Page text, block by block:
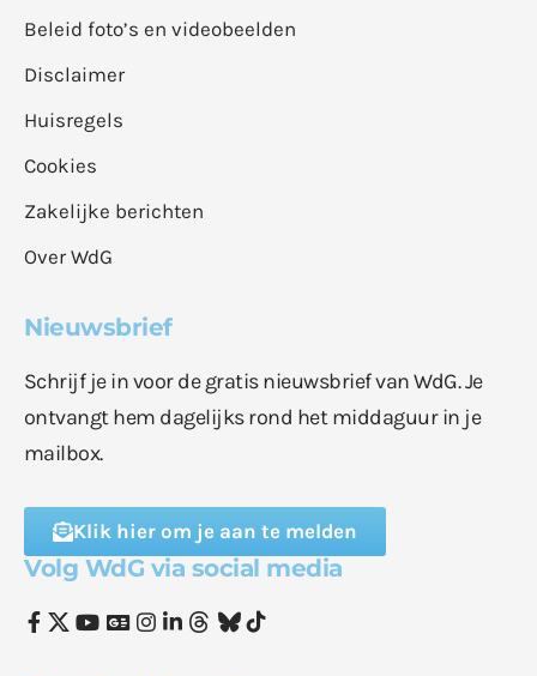
Beleid foto’s en videobeelden
Disclaimer
Huisregels
Cookies
Zakelijke berichten
Over WdG
Nieuwsbrief
Schrijf je in voor de gratis nieuwsbrief van WdG. Je
ontvangt hem dagelijks rond het middaguur in je
mailbox.
Klik hier om je aan te melden
Volg WdG via social media